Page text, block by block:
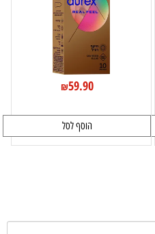
₪59.90
הוסף לסל